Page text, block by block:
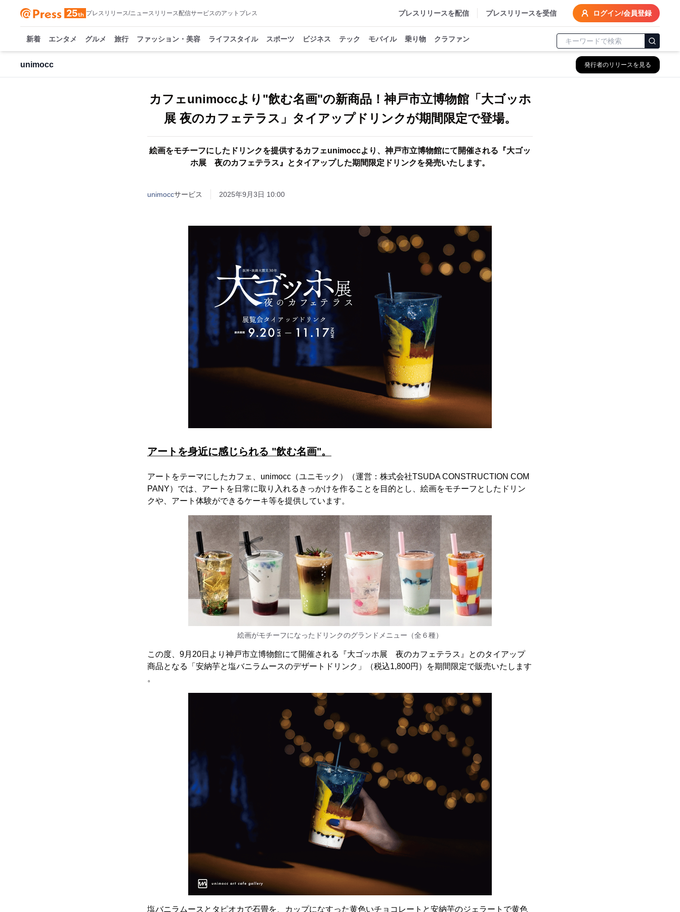
プレスリリース/ニュースリリース配信サービスのアットプレス プレスリリースを配信 プレスリリースを受信 ログイン/会員登録
新着 エンタメ グルメ 旅行 ファッション・美容 ライフスタイル スポーツ ビジネス テック モバイル 乗り物 クラファン
unimocc 発行者のリリースを見る
カフェunimoccより"飲む名画"の新商品！神戸市立博物館「大ゴッホ
展 夜のカフェテラス」タイアップドリンクが期間限定で登場。
絵画をモチーフにしたドリンクを提供するカフェunimoccより、神戸市立博物館にて開催される『大ゴッ
ホ展 夜のカフェテラス』とタイアップした期間限定ドリンクを発売いたします。
unimoccサービス 2025年9月3日 10:00
アートを身近に感じられる "飲む名画"。
アートをテーマにしたカフェ、unimocc（ユニモック）（運営：株式会社TSUDA CONSTRUCTION COM
PANY）では、アートを日常に取り入れるきっかけを作ることを目的とし、絵画をモチーフとしたドリン
クや、アート体験ができるケーキ等を提供しています。
絵画がモチーフになったドリンクのグランドメニュー（全６種）
この度、9月20日より神戸市立博物館にて開催される『大ゴッホ展 夜のカフェテラス』とのタイアップ
商品となる「安納芋と塩バニラムースのデザートドリンク」（税込1,800円）を期間限定で販売いたします
。
塩バニラムースとタピオカで石畳を、カップになすった黄色いチョコレートと安納芋のジェラートで黄色